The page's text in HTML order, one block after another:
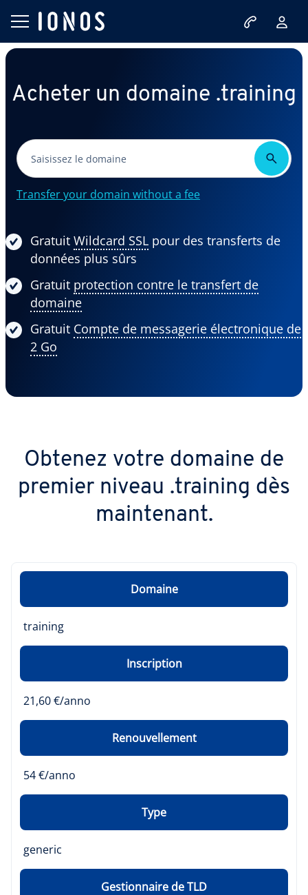
Acheter un domaine .training
Transfer your domain without a fee
Gratuit Wildcard SSL pour des transferts de
données plus sûrs
Gratuit protection contre le transfert de
domaine
Gratuit Compte de messagerie électronique de
2 Go
Obtenez votre domaine de
premier niveau .training dès
maintenant.
Domaine
training
Inscription
21,60 €/anno
Renouvellement
54 €/anno
Type
generic
Gestionnaire de TLD